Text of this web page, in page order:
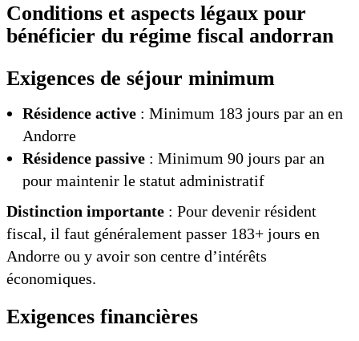
Conditions et aspects légaux pour
bénéficier du régime fiscal andorran
Exigences de séjour minimum
Résidence active: Minimum 183 jours par an en
Andorre
Résidence passive: Minimum 90 jours par an
pour maintenir le statut administratif
Distinction importante: Pour devenir résident
fiscal, il faut généralement passer 183+ jours en
Andorre ou y avoir son centre d’intérêts
économiques.
Exigences financières